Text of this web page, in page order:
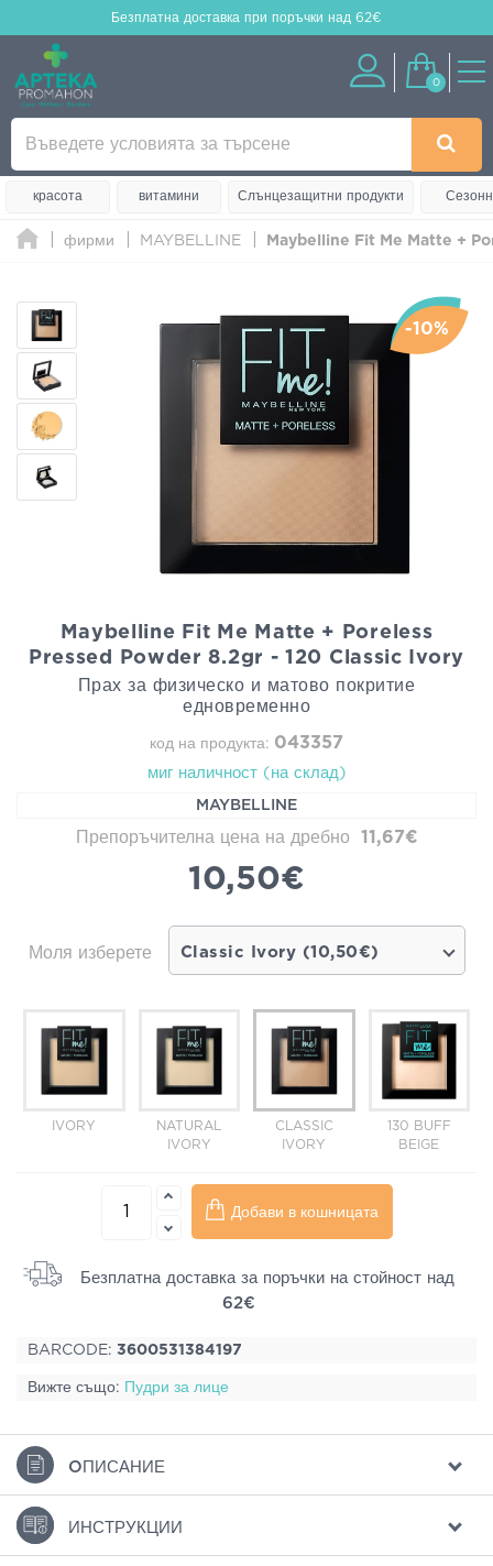
Безплатна доставка при поръчки над 62€
0
красота витамини Слънцезащитни продукти
фирми MAYBELLINE Maybelline Fit Me Matte +
-10%
Maybelline Fit Me Matte + Poreless
Pressed Powder 8.2gr - 120 Classic Ivory
Прах за физическо и матово покритие
едновременно
код на продукта: 043357
миг наличност (на склад)
MAYBELLINE
Препоръчителна цена на дребно 11,67€
10,50€
Моля изберете Classic Ivory (10,50€)
IVORY
NATURAL
IVORY
CLASSIC
IVORY
130 BUFF
BEIGE
Добави в кошницата
Безплатна доставка за поръчки на стойност над
62€
BARCODE: 3600531384197
Вижте също: Пудри за лице
ΟПИСАНИЕ
ИНСТРУКЦИИ